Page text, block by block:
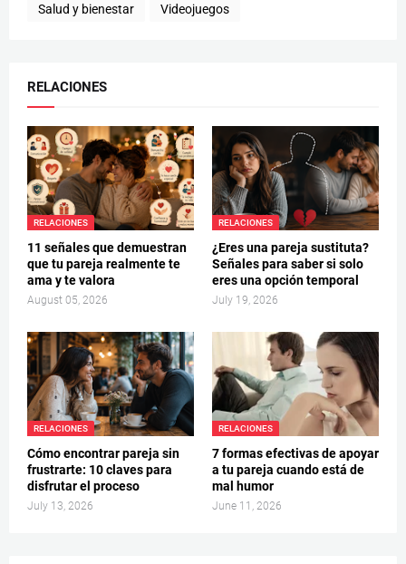
Salud y bienestar Videojuegos
RELACIONES
RELACIONES
11 señales que demuestran
que tu pareja realmente te
ama y te valora
August 05, 2026
RELACIONES
¿Eres una pareja sustituta?
Señales para saber si solo
eres una opción temporal
July 19, 2026
RELACIONES
Cómo encontrar pareja sin
frustrarte: 10 claves para
disfrutar el proceso
July 13, 2026
RELACIONES
7 formas efectivas de apoyar
a tu pareja cuando está de
mal humor
June 11, 2026